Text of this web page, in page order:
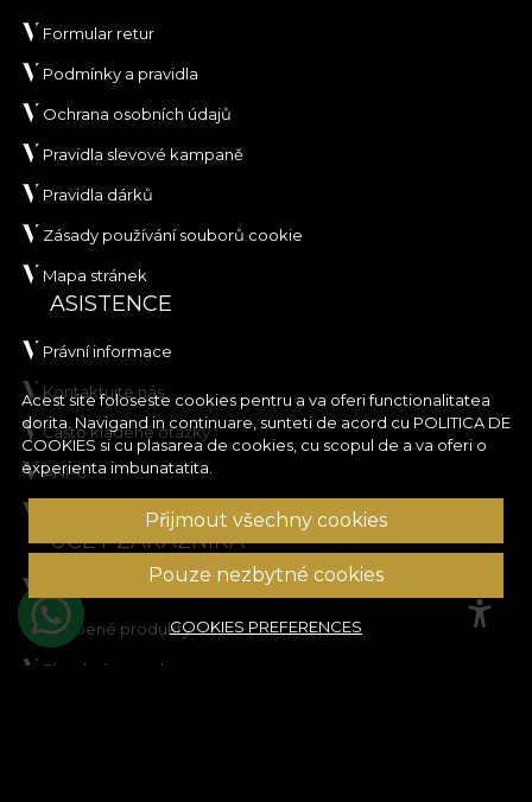
Acest site foloseste cookies pentru a va oferi functionalitatea
dorita. Navigand in continuare, sunteti de acord cu POLITICA DE
COOKIES si cu plasarea de cookies, cu scopul de a va oferi o
experienta imbunatatita.
Přijmout všechny cookies
Pouze nezbytné cookies
COOKIES PREFERENCES
Formular retur
Podmínky a pravidla
Ochrana osobních údajů
Pravidla slevové kampaně
Pravidla dárků
Zásady používání souborů cookie
Mapa stránek
ASISTENCE
Právní informace
Kontaktujte nás
Často kladené otázky
ANPC
ÚČET ZÁKAZNÍKA
Historie objednávek
Oblíbené produkty
Platební metody